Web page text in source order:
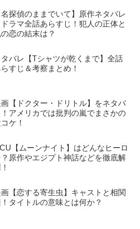
名探偵のままでいて】原作ネタバレ
ドラマ全話あらすじ！犯人の正体と
恋の結末は？
タバレ【Tシャツが乾くまで】全話
すじ＆考察まとめ！
画【ドクター・ドリトル】をネタバ
！アメリカでは批判の嵐でまさかの
ケ！
【ムーンナイト】はどんなヒーロ
？原作やエジプト神話などを徹底解
画【恋する寄生虫】キャストと相関
！タイトルの意味とは何か？